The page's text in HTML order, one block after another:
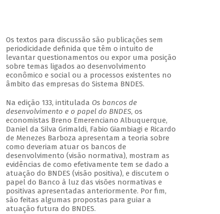
Os textos para discussão são publicações sem
periodicidade definida que têm o intuito de
levantar questionamentos ou expor uma posição
sobre temas ligados ao desenvolvimento
econômico e social ou a processos existentes no
âmbito das empresas do Sistema BNDES.
Na edição 133, intitulada Os bancos de
desenvolvimento e o papel do BNDES, os
economistas Breno Emerenciano Albuquerque,
Daniel da Silva Grimaldi, Fabio Giambiagi e Ricardo
de Menezes Barboza apresentam a teoria sobre
como deveriam atuar os bancos de
desenvolvimento (visão normativa), mostram as
evidências de como efetivamente tem se dado a
atuação do BNDES (visão positiva), e discutem o
papel do Banco à luz das visões normativas e
positivas apresentadas anteriormente. Por fim,
são feitas algumas propostas para guiar a
atuação futura do BNDES.